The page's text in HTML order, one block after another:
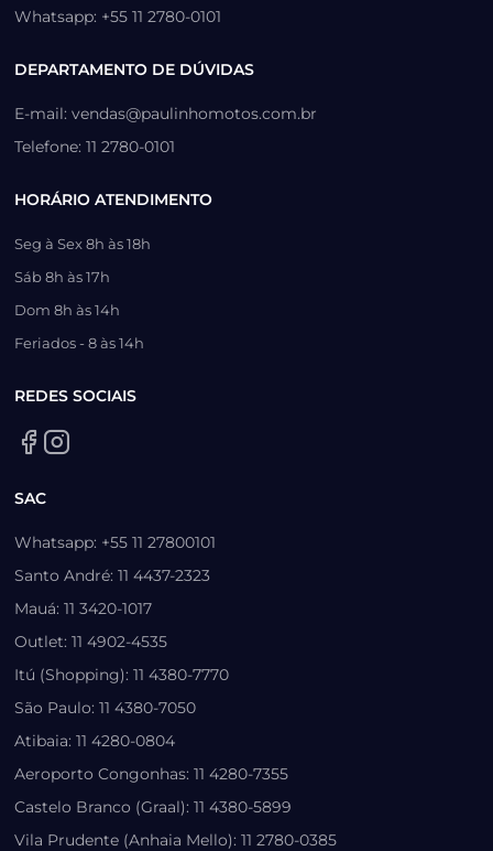
Whatsapp: +55 11 2780-0101
DEPARTAMENTO DE DÚVIDAS
E-mail: vendas@paulinhomotos.com.br
Telefone: 11 2780-0101
HORÁRIO ATENDIMENTO
Seg à Sex 8h às 18h
Sáb 8h às 17h
Dom 8h às 14h
Feriados - 8 às 14h
REDES SOCIAIS
SAC
Whatsapp: +55 11 27800101
Santo André: 11 4437-2323
Mauá: 11 3420-1017
Outlet: 11 4902-4535
Itú (Shopping): 11 4380-7770
São Paulo: 11 4380-7050
Atibaia: 11 4280-0804
Aeroporto Congonhas: 11 4280-7355
Castelo Branco (Graal): 11 4380-5899
Vila Prudente (Anhaia Mello): 11 2780-0385